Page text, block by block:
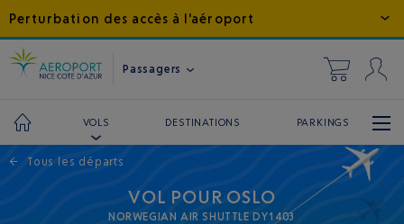
Perturbation des accès à l'aéroport
Passagers
VOLS DESTINATIONS PARKINGS
← Tous les départs
VOL POUR OSLO
NORWEGIAN AIR SHUTTLE DY1403